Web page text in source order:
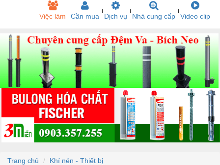
Việc làm Cần mua Dịch vụ Nhà cung cấp Video clip
Trang chủ
Khí nén - Thiết bị